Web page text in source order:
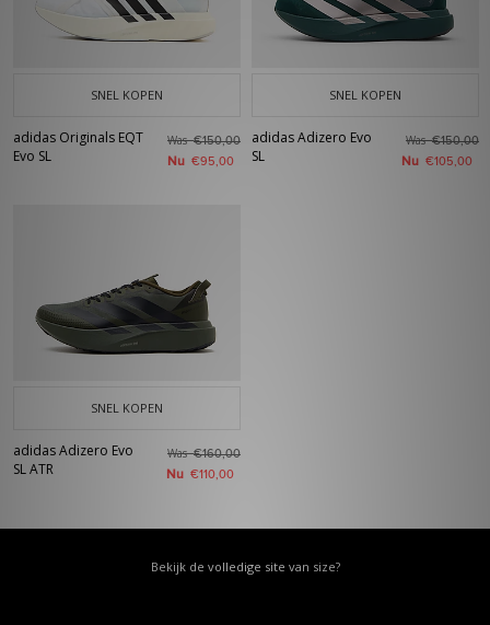
SNEL KOPEN
adidas Originals EQT
Evo SL
Was€150,00
Nu €95,00
SNEL KOPEN
adidas Adizero Evo
SL
Was€150,00
Nu €105,00
SNEL KOPEN
adidas Adizero Evo
SL ATR
Was€160,00
Nu €110,00
Bekijk de volledige site van size?